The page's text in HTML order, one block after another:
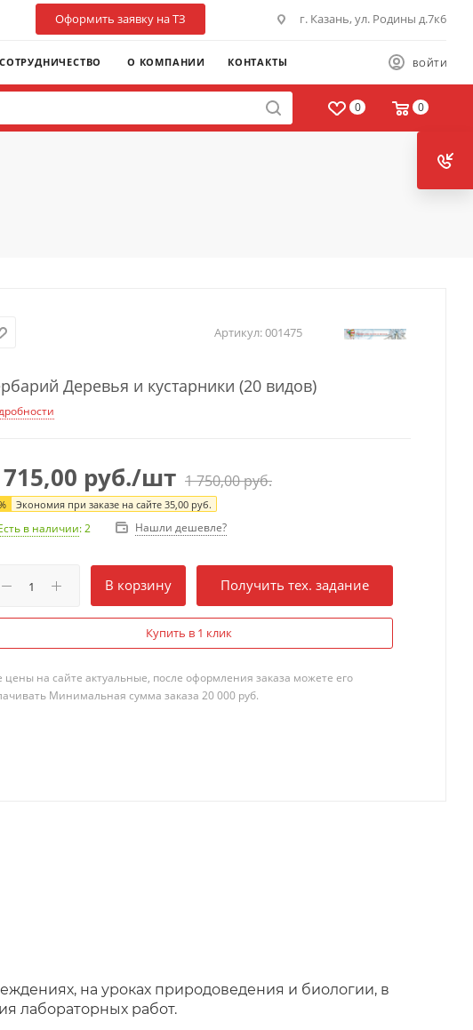
Оформить заявку на ТЗ г. Казань, ул. Родины д.7к6
ВОЙТИ
СОТРУДНИЧЕСТВО О КОМПАНИИ КОНТАКТЫ
0 0
Артикул:001475
Деревья и кустарники (20 видов)
руб./шт 1 750,00руб.
Экономия при заказе на сайте 35,00 руб.
в наличии: 2 Нашли дешевле?
В корзину Получить тех. задание
Купить в 1 клик
цены на сайте актуальные, после оформления заказа можете его
Минимальная сумма заказа 20 000 руб.
на уроках природоведения и биологии, в
лабораторных работ.